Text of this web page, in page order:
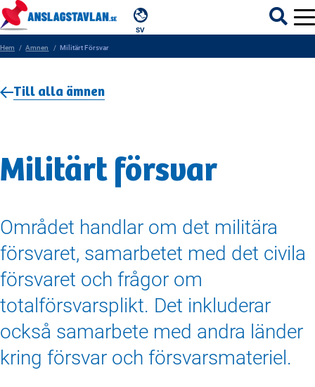
SV
REGIONER
KOMMUNER
Hem Amnen Militärt Försvar
Till alla ämnen
Militärt försvar
Området handlar om det militära
försvaret, samarbetet med det civila
försvaret och frågor om
totalförsvarsplikt. Det inkluderar
också samarbete med andra länder
kring försvar och försvarsmateriel.